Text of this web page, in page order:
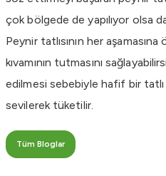
çok bölgede de yapılıyor olsa
Peynir tatlısının her
kıvamının tutmasını
edilmesi sebebiyle hafif bir tatlı
sevilerek tüketilir.
Tüm Bloglar